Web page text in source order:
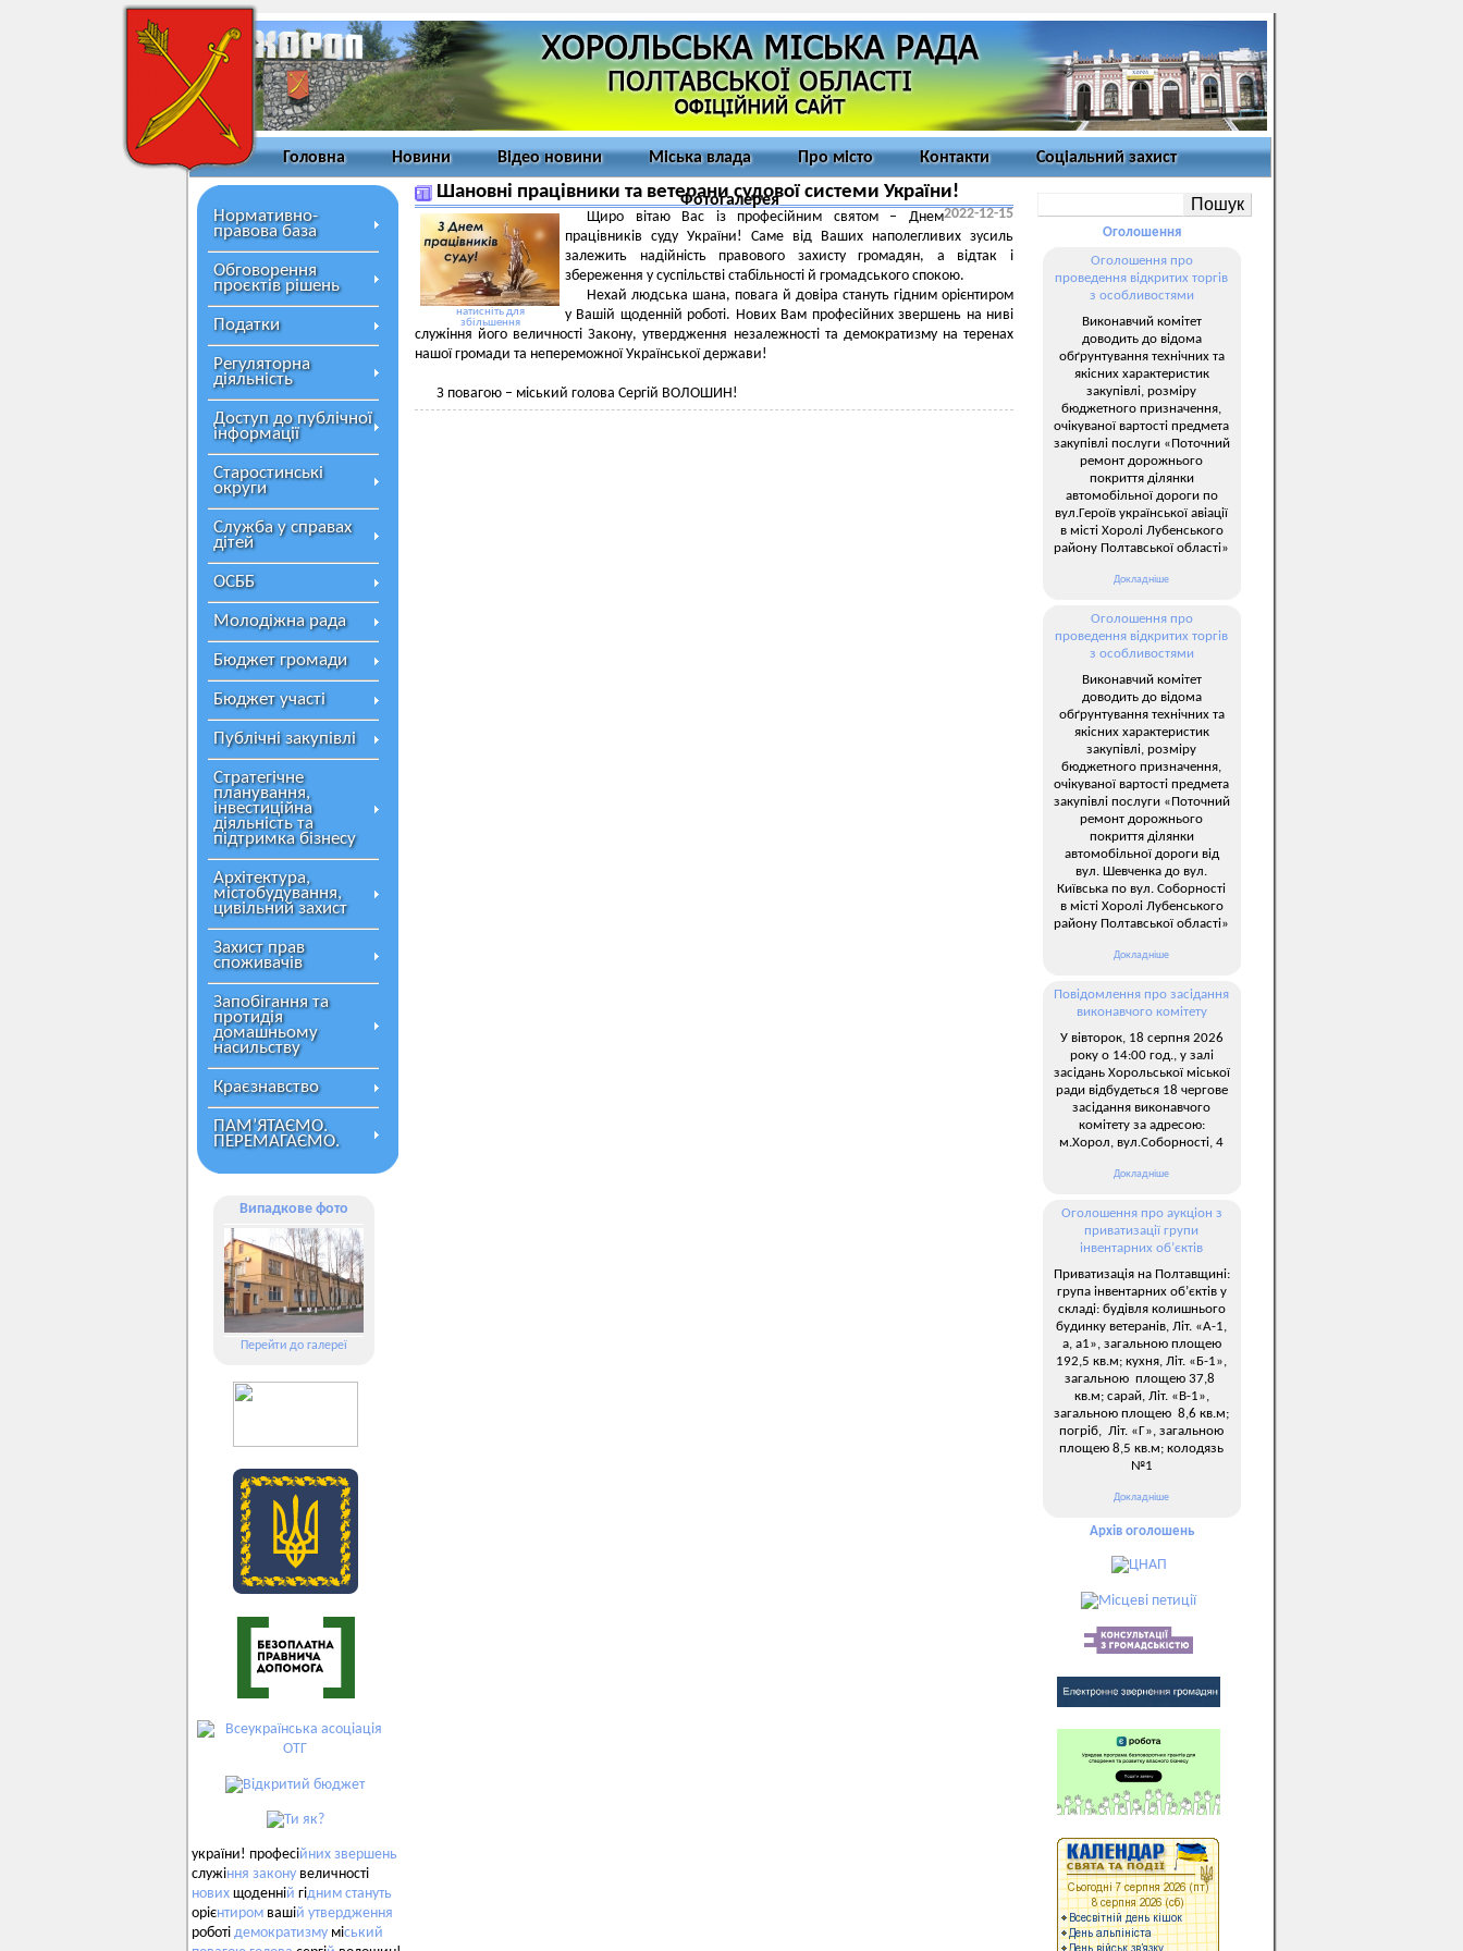
Головна Новини Відео новини Міська влада Про місто Контакти Соціальний захист
Фотогалерея
Нормативно-
правова база
Обговорення
проєктів рішень
Податки
Регуляторна
діяльність
Доступ до публічної
інформації
Старостинські
округи
Служба у справах
дітей
ОСББ
Молодіжна рада
Бюджет громади
Бюджет участі
Публічні закупівлі
Стратегічне
планування,
інвестиційна
діяльність та
підтримка бізнесу
Архітектура,
містобудування,
цивільний захист
Захист прав
споживачів
Запобігання та
протидія
домашньому
насильству
Краєзнавство
ПАМ’ЯТАЄМО.
ПЕРЕМАГАЄМО.
Випадкове фото
Перейти до галереї
україни! професійних звершень
служіння закону величності
нових щоденній гідним стануть
орієнтиром вашій утвердження
роботі демократизму міський
Шановні працівники та ветерани судової системи України!
2022-12-15
натисніть для
збільшення
Щиро вітаю Вас із професійним святом – Днем
працівників суду України! Саме від Ваших наполегливих зусиль
залежить надійність правового захисту громадян, а відтак і
збереження у суспільстві стабільності й громадського спокою.
Нехай людська шана, повага й довіра стануть гідним орієнтиром
у Вашій щоденній роботі. Нових Вам професійних звершень на ниві
служіння його величності Закону, утвердження незалежності та демократизму на теренах
нашої громади та непереможної Української держави!
З повагою – міський голова Сергій ВОЛОШИН!
Оголошення
Оголошення про
проведення відкритих торгів
з особливостями
Виконавчий комітет
доводить до відома
обґрунтування технічних та
якісних характеристик
закупівлі, розміру
бюджетного призначення,
очікуваної вартості предмета
закупівлі послуги «Поточний
ремонт дорожнього
покриття ділянки
автомобільної дороги по
вул.Героїв української авіації
в місті Хоролі Лубенського
району Полтавської області»
Докладніше
Оголошення про
проведення відкритих торгів
з особливостями
Виконавчий комітет
доводить до відома
обґрунтування технічних та
якісних характеристик
закупівлі, розміру
бюджетного призначення,
очікуваної вартості предмета
закупівлі послуги «Поточний
ремонт дорожнього
покриття ділянки
автомобільної дороги від
вул. Шевченка до вул.
Київська по вул. Соборності
в місті Хоролі Лубенського
району Полтавської області»
Докладніше
Повідомлення про засідання
виконавчого комітету
У вівторок, 18 серпня 2026
року о 14:00 год., у залі
засідань Хорольської міської
ради відбудеться 18 чергове
засідання виконавчого
комітету за адресою:
м.Хорол, вул.Соборності, 4
Докладніше
Оголошення про аукціон з
приватизації групи
інвентарних об’єктів
Приватизація на Полтавщині:
група інвентарних об’єктів у
складі: будівля колишнього
будинку ветеранів, Літ. «А-1,
а, а1», загальною площею
192,5 кв.м; кухня, Літ. «Б-1»,
загальною площею 37,8
кв.м; сарай, Літ. «В-1»,
загальною площею 8,6 кв.м;
погріб, Літ. «Г», загальною
площею 8,5 кв.м; колодязь
№1
Докладніше
Архів оголошень